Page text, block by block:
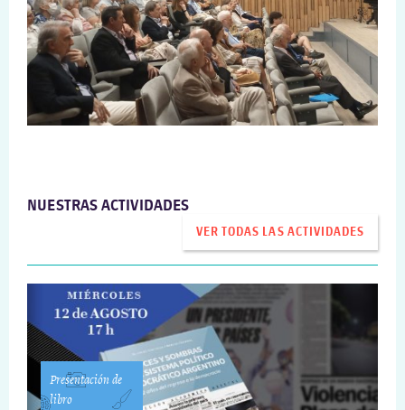
NUESTRAS ACTIVIDADES
VER TODAS LAS ACTIVIDADES
Presentación de
libro